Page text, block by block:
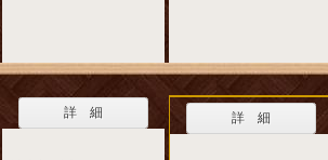
詳 細 詳 細